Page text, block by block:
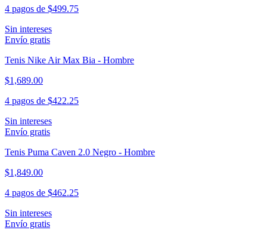
4 pagos de $499.75
Sin intereses
Envío gratis
Tenis Nike Air Max Bia - Hombre
$1,689.00
4 pagos de $422.25
Sin intereses
Envío gratis
Tenis Puma Caven 2.0 Negro - Hombre
$1,849.00
4 pagos de $462.25
Sin intereses
Envío gratis